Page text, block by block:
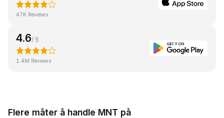
47K Reviews
4.6/ 5
1.4M Reviews
Flere måter å handle MNT på